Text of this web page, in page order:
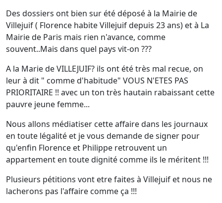
Des dossiers ont bien sur été déposé à la Mairie de
Villejuif ( Florence habite Villejuif depuis 23 ans) et à La
Mairie de Paris mais rien n'avance, comme
souvent..Mais dans quel pays vit-on ???
A la Marie de VILLEJUIF? ils ont été très mal recue, on
leur à dit " comme d'habitude" VOUS N'ETES PAS
PRIORITAIRE !! avec un ton très hautain rabaissant cette
pauvre jeune femme...
Nous allons médiatiser cette affaire dans les journaux
en toute légalité et je vous demande de signer pour
qu'enfin Florence et Philippe retrouvent un
appartement en toute dignité comme ils le méritent !!!
Plusieurs pétitions vont etre faites à Villejuif et nous ne
lacherons pas l'affaire comme ça !!!